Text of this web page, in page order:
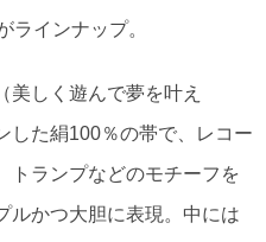
ラインナップ。
美しく遊んで夢を叶え
した絹100％の帯で、レコー
トランプなどのモチーフを
ルかつ大胆に表現。中には